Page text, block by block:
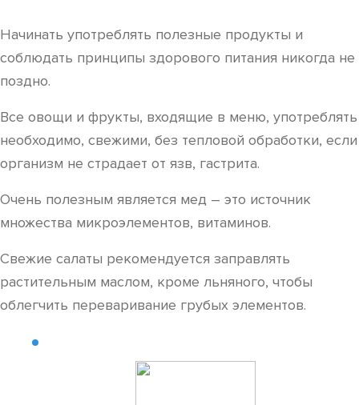
Начинать употреблять полезные продукты и
соблюдать принципы здорового питания никогда не
поздно.
Все овощи и фрукты, входящие в меню, употреблять
необходимо, свежими, без тепловой обработки, если
организм не страдает от язв, гастрита.
Очень полезным является мед – это источник
множества микроэлементов, витаминов.
Свежие салаты рекомендуется заправлять
растительным маслом, кроме льняного, чтобы
облегчить переваривание грубых элементов.